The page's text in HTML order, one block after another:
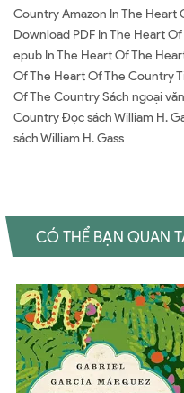
Country Amazon In The Heart
Download PDF In The Heart
epub In The Heart Of The
Of The Heart Of The Country
Of The Country Sách ngoại
Country Đọc sách William H.
sách William H. Gass
CÓ THỂ BẠN QUAN